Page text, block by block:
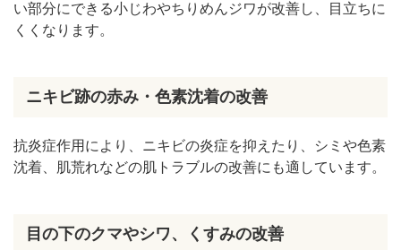
い部分にできる小じわやちりめんジワが改善し、目立ちに
くくなります。
ニキビ跡の赤み・色素沈着の改善
抗炎症作用により、ニキビの炎症を抑えたり、シミや色素
沈着、肌荒れなどの肌トラブルの改善にも適しています。
目の下のクマやシワ、くすみの改善